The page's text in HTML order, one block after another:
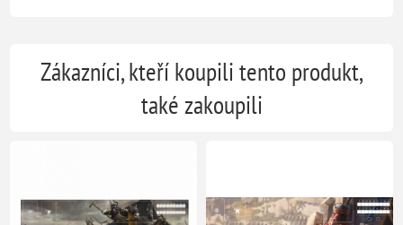
Zákazníci, kteří koupili tento produkt,
také zakoupili